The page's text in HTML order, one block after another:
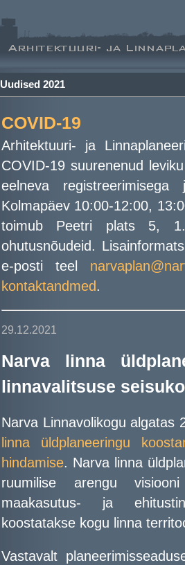
Uudised 2021
COVID-19
Arhitektuuri- ja
COVID-19 suurenenud
eelneva registreerimisega
Kolmapäev 10:00-12:00,
toimub Peetri plats 5, 1.
ohutusnõudeid.
e-posti teel
kontaktandmed.
29.12.2021
Narva linna
linnavalitsuse
Narva Linnavolikogu
linna üldplaneeringu
hindamise. Narva linna
ruumilise arengu
maakasutus- ja
koostatakse kogu linna
Vastavalt